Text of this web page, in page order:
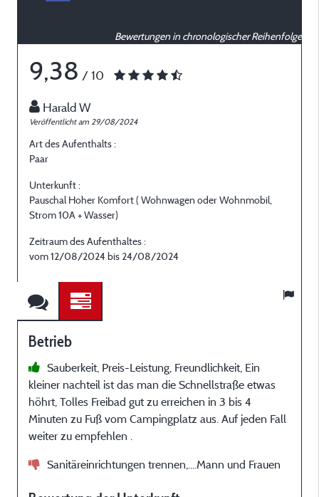
Bewertungen in chronologischer Reihenfolge
9,38 / 10
Harald W
Veröffentlicht am 29/08/2024
Art des Aufenthalts :
Paar
Unterkunft :
Pauschal Hoher Komfort ( Wohnwagen oder Wohnmobil,
Strom 10A + Wasser)
Zeitraum des Aufenthaltes :
vom 12/08/2024 bis 24/08/2024
Betrieb
Sauberkeit, Preis-Leistung, Freundlichkeit, Ein
kleiner nachteil ist das man die Schnellstraße etwas
höhrt, Tolles Freibad gut zu erreichen in 3 bis 4
Minuten zu Fuß vom Campingplatz aus. Auf jeden Fall
weiter zu empfehlen .
Sanitäreinrichtungen trennen,....Mann und Frauen